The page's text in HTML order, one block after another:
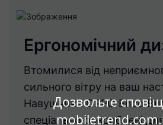
Дозвольте
Ергономічний
Втомилися від
сильного вітру на ваш
Навушники OPPO Enco
спеціально розроблені